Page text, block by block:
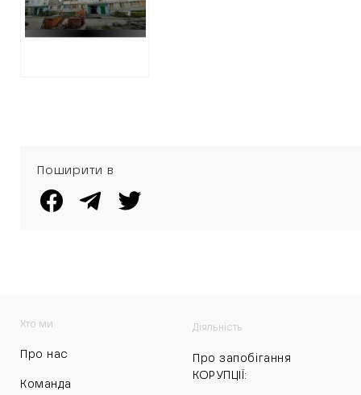
будинку на
Салтівці
Поширити в
Хто ми
Про нас
Команда
Діяльність
Про запобігання
КОРУПЦІЇ: